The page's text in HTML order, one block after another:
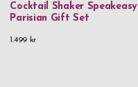
Cocktail Shaker Speakeasy
Parisian Gift Set
1.499 kr